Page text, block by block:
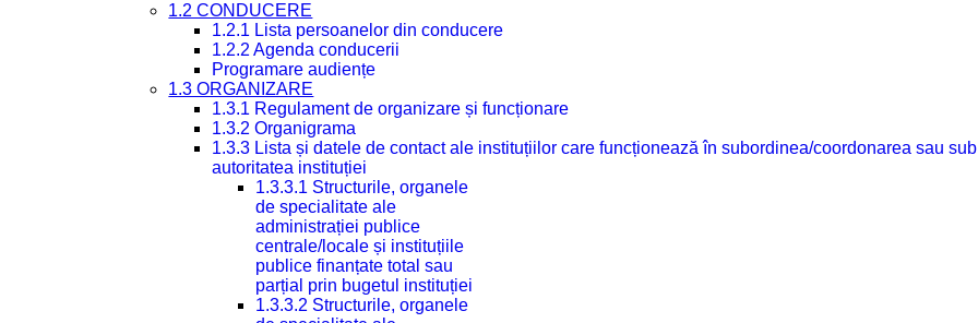
1.2 CONDUCERE
1.2.1 Lista persoanelor din conducere
1.2.2 Agenda conducerii
Programare audiențe
1.3 ORGANIZARE
1.3.1 Regulament de organizare și funcționare
1.3.2 Organigrama
1.3.3 Lista și datele de contact ale instituțiilor care funcționează în subordinea/coordonarea sau sub
autoritatea instituției
1.3.3.1 Structurile, organele
de specialitate ale
administrației publice
centrale/locale și instituțiile
publice finanțate total sau
parțial prin bugetul instituției
1.3.3.2 Structurile, organele